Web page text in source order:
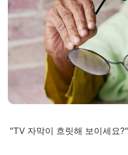
"TV 자막이 흐릿해 보이세요?"